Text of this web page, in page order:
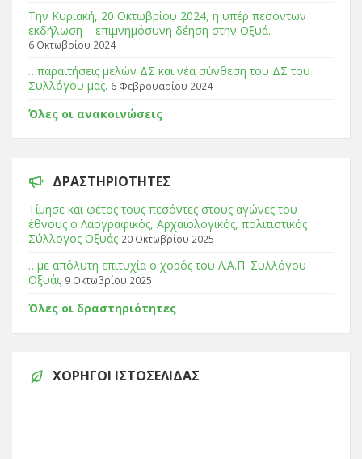
Tην Κυριακή, 20 Οκτωβρίου 2024, η υπέρ πεσόντων
εκδήλωση – επιμνημόσυνη δέηση στην Οξυά.
6 Οκτωβρίου 2024
…παραιτήσεις μελών ΔΣ και νέα σύνθεση του ΔΣ του
Συλλόγου μας. 6 Φεβρουαρίου 2024
Όλες οι ανακοινώσεις
ΔΡΑΣΤΗΡΙΌΤΗΤΕΣ
Τίμησε και φέτος τους πεσόντες στους αγώνες του
έθνους ο Λαογραφικός, Αρχαιολογικός, πολιτιστικός
Σύλλογος Οξυάς 20 Οκτωβρίου 2025
…με απόλυτη επιτυχία ο χορός του Λ.Α.Π. Συλλόγου
Οξυάς 9 Οκτωβρίου 2025
Όλες οι δραστηριότητες
ΧΟΡΗΓΟΊ ΙΣΤΟΣΕΛΊΔΑΣ